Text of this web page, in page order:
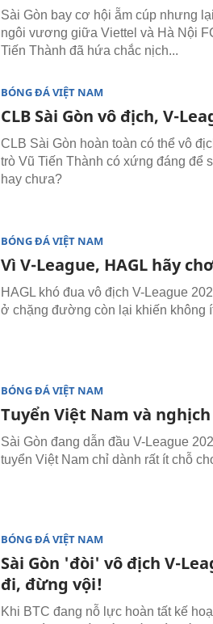
Sài Gòn bay cơ hội ẵm cúp nhưng
ngôi vương giữa Viettel và Hà Nội
Tiến Thành đã hứa chắc nịch...
BÓNG ĐÁ VIỆT NAM
CLB Sài Gòn vô địch, V-
CLB Sài Gòn hoàn toàn có thể vô
trò Vũ Tiến Thành có xứng đáng để
hay chưa?
BÓNG ĐÁ VIỆT NAM
Vì V-League, HAGL hãy
HAGL khó đua vô địch V-League
ở chặng đường còn lại khiến không
BÓNG ĐÁ VIỆT NAM
Tuyển Việt Nam và nghịch
Sài Gòn đang dẫn đầu V-League
tuyển Việt Nam chỉ dành rất ít chỗ
BÓNG ĐÁ VIỆT NAM
Sài Gòn 'đòi' vô địch V-
đi, đừng vội!
Khi BTC đang nỗ lực hoàn tất kế